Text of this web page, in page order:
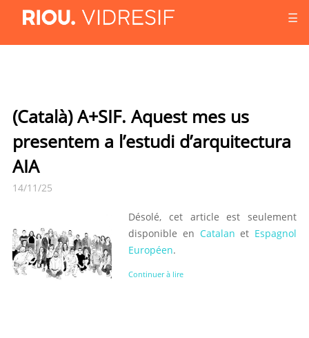
☰
(Català) A+SIF. Aquest mes us
presentem a l’estudi d’arquitectura
AIA
14/11/25
Désolé, cet article est seulement
disponible en Catalan et Espagnol
Européen.
Continuer à lire